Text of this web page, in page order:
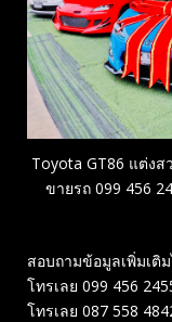
Toyota GT86 แต่ง
ขายรถ 099 456
สอบถามข้อมูลเพิ่มเติ
โทรเลย 099 456
โทรเลย 087 558